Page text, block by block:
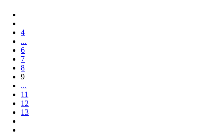
4
...
6
7
8
9
...
11
12
13